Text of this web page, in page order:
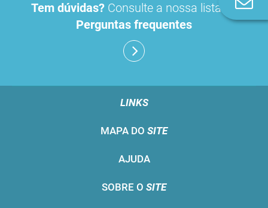
Tem dúvidas? Consulte a nossa lista de
Perguntas frequentes
LINKS
MAPA DO SITE
AJUDA
SOBRE O SITE